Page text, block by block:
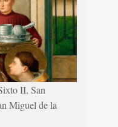
II, San
Miguel de la